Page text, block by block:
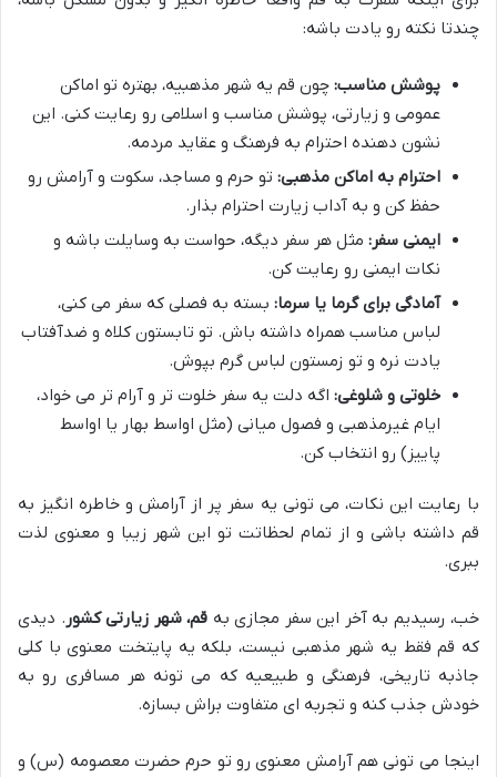
چندتا نکته رو یادت باشه:
پوشش مناسب: چون قم یه شهر مذهبیه، بهتره تو اماکن
عمومی و زیارتی، پوشش مناسب و اسلامی رو رعایت کنی. این
نشون دهنده احترام به فرهنگ و عقاید مردمه.
احترام به اماکن مذهبی: تو حرم و مساجد، سکوت و آرامش رو
حفظ کن و به آداب زیارت احترام بذار.
ایمنی سفر: مثل هر سفر دیگه، حواست به وسایلت باشه و
نکات ایمنی رو رعایت کن.
آمادگی برای گرما یا سرما: بسته به فصلی که سفر می کنی،
لباس مناسب همراه داشته باش. تو تابستون کلاه و ضدآفتاب
یادت نره و تو زمستون لباس گرم بپوش.
خلوتی و شلوغی: اگه دلت یه سفر خلوت تر و آرام تر می خواد،
ایام غیرمذهبی و فصول میانی (مثل اواسط بهار یا اواسط
پاییز) رو انتخاب کن.
با رعایت این نکات، می تونی یه سفر پر از آرامش و خاطره انگیز به
قم داشته باشی و از تمام لحظاتت تو این شهر زیبا و معنوی لذت
ببری.
خب، رسیدیم به آخر این سفر مجازی به قم، شهر زیارتی کشور . دیدی
که قم فقط یه شهر مذهبی نیست، بلکه یه پایتخت معنوی با کلی
جاذبه تاریخی، فرهنگی و طبیعیه که می تونه هر مسافری رو به
خودش جذب کنه و تجربه ای متفاوت براش بسازه.
اینجا می تونی هم آرامش معنوی رو تو حرم حضرت معصومه (س) و